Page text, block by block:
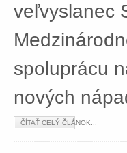
veľvyslanec
spoluprácu
nových
ČÍTAŤ CELÝ ČLÁNOK...